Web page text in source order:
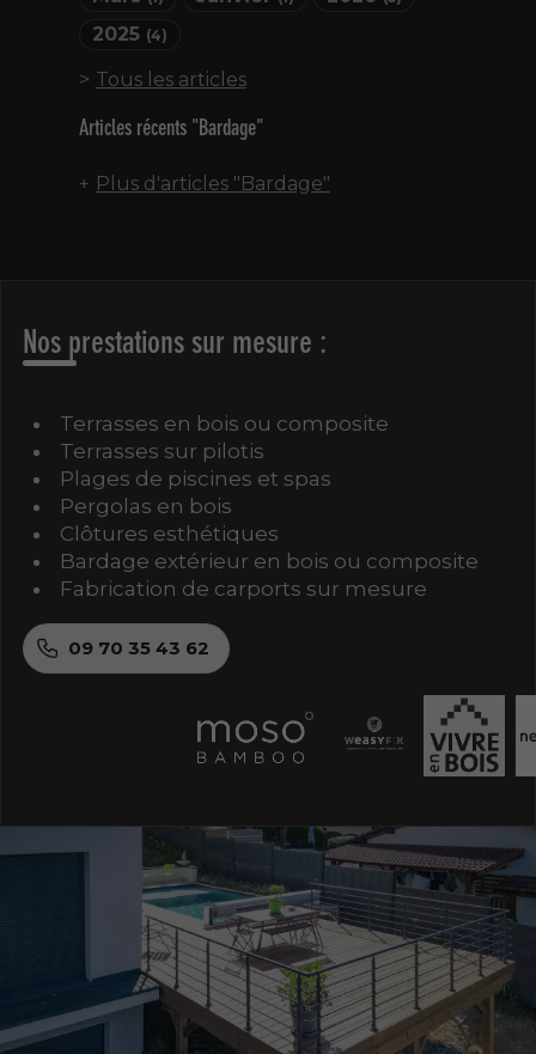
2025 (4)
Tous les articles
Articles récents "Bardage"
Plus d'articles "Bardage"
Nos prestations sur mesure :
Terrasses en bois ou composite
Terrasses sur pilotis
Plages de piscines et spas
Pergolas en bois
Clôtures esthétiques
Bardage extérieur en bois ou composite
Fabrication de carports sur mesure
09 70 35 43 62